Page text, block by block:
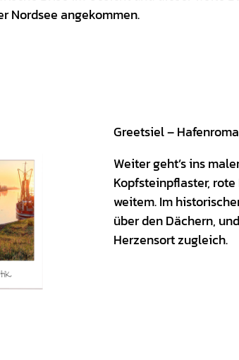
Nordsee angekommen.
Greetsiel –
Weiter geht’s ins
Kopfsteinpflaster,
weitem. Im
über den Dächern,
Herzensort zugleich.